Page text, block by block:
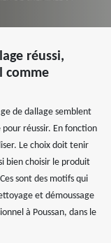
réussi,
comme
de dallage semblent
réussir. En fonction
Le choix doit tenir
bien choisir le produit
sont des motifs qui
et démoussage
à Poussan, dans le